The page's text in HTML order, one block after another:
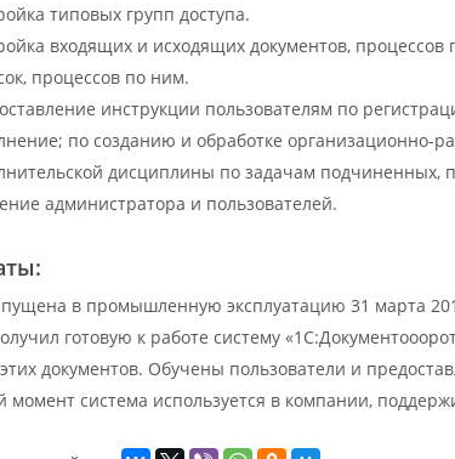
типовых групп доступа.
входящих и исходящих документов,
процессов по ним.
инструкции пользователям по
по созданию и обработке организационно-
дисциплины по задачам подчиненных,
администратора и пользователей.
в промышленную эксплуатацию 31 марта
готовую к работе систему
документов. Обучены пользователи и
момент система используется в компании,